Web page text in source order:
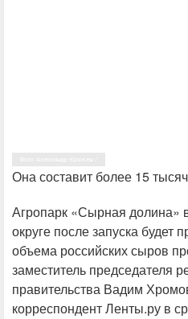
Она составит более 15
Агропарк «Сырная долина»
округе после запуска будет
объема российских сыров
заместитель председателя
правительства Вадим
корреспондент Ленты.ру в